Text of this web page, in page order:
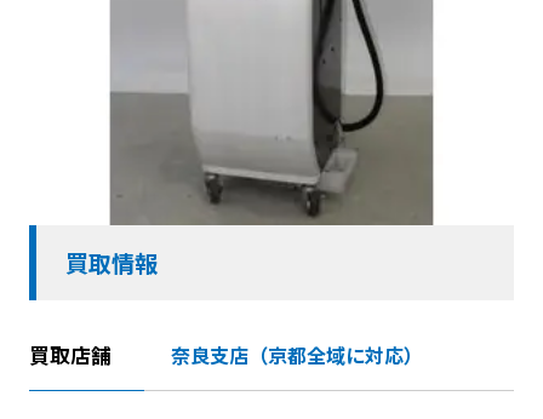
買取情報
買取店舗 奈良支店（京都全域に対応）